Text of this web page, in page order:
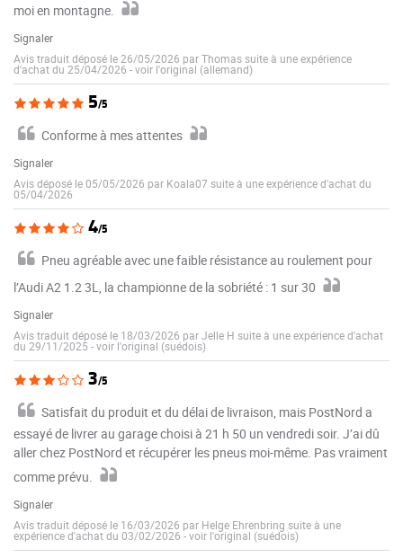
moi en montagne.
Signaler
Avis traduit déposé le 26/05/2026 par Thomas suite à une expérience
d'achat du 25/04/2026 -voir l'original (allemand)
5/5
Conforme à mes attentes
Signaler
Avis déposé le 05/05/2026 par Koala07 suite à une expérience d'achat du
05/04/2026
4/5
Pneu agréable avec une faible résistance au roulement pour
l’Audi A2 1.2 3L, la championne de la sobriété : 1 sur 30
Signaler
Avis traduit déposé le 18/03/2026 par Jelle H suite à une expérience d'achat
du 29/11/2025 -voir l'original (suédois)
3/5
Satisfait du produit et du délai de livraison, mais PostNord a
essayé de livrer au garage choisi à 21 h 50 un vendredi soir. J’ai dû
aller chez PostNord et récupérer les pneus moi-même. Pas vraiment
comme prévu.
Signaler
Avis traduit déposé le 16/03/2026 par Helge Ehrenbring suite à une
expérience d'achat du 03/02/2026 -voir l'original (suédois)